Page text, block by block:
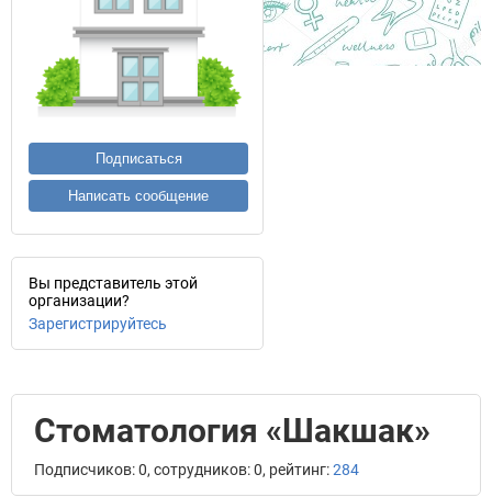
Подписаться
Написать сообщение
Вы представитель этой
организации?
Зарегистрируйтесь
Стоматология «Шакшак»
Подписчиков: 0, сотрудников: 0, рейтинг:284